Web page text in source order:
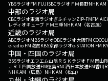
YBSラジオFM FUJISBCラジオ ＦＭ長野NHK AM
中部のラジオ局
CBCラジオ東海ラジオぎふチャンZIP-FMFM
レディオキューブ ＦＭ三重NHK AM（名古屋）
近畿のラジオ局
ABCラジオMBSラジオOBCラジオ大阪FM
e-radio FM滋賀KBS京都ラジオα-STATION FM
中国・四国のラジオ局
BSSラジオエフエム山陰ＲＳＫラジオ ＦＭ岡山
ＪＲＴ四国放送FM徳島RNC西日本放送FM香川
NHK AM（広島） NHK AM（松山）